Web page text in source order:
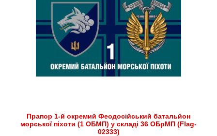
Прапор 1-й окремий Феодосійський батальйон
морської піхоти (1 ОБМП) у складі 36 ОБрМП (Flag-
02333)